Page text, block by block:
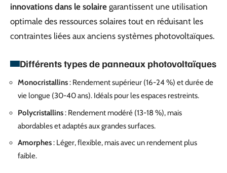
innovations dans le solaire garantissent une utilisation
optimale des ressources solaires tout en réduisant les
contraintes liées aux anciens systèmes photovoltaïques.
Différents types de panneaux photovoltaïques
Monocristallins: Rendement supérieur (16-24 %) et durée de
vie longue (30-40 ans). Idéals pour les espaces restreints.
Polycristallins: Rendement modéré (13-18 %), mais
abordables et adaptés aux grandes surfaces.
Amorphes: Léger, flexible, mais avec un rendement plus
faible.